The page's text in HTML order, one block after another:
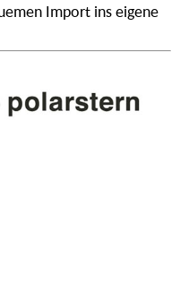
Import ins eigene